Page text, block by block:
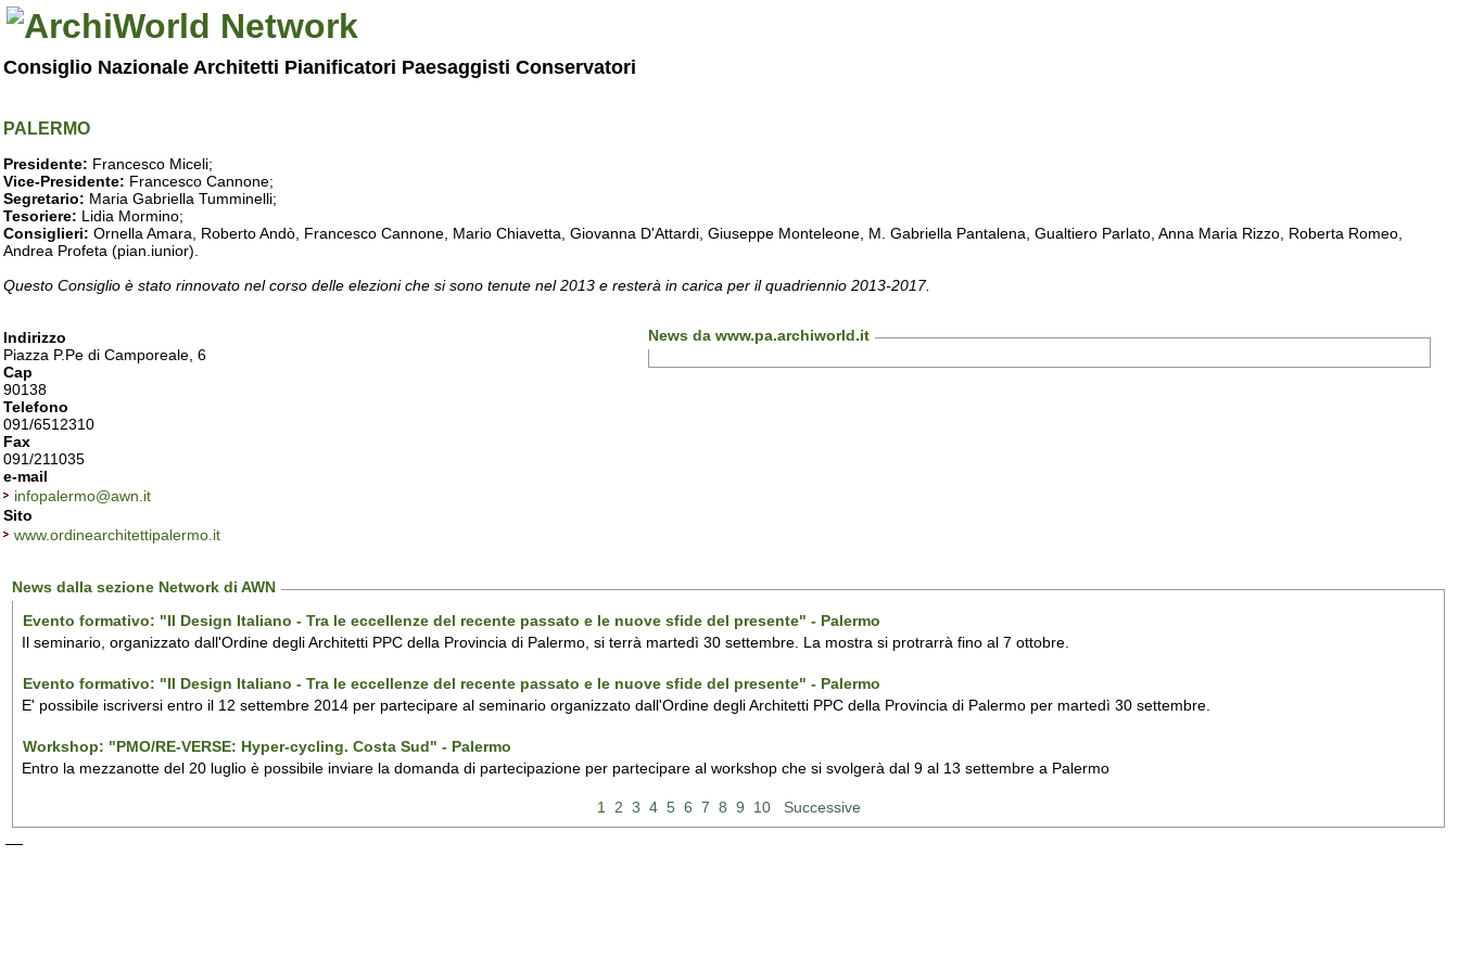
Consiglio Nazionale Architetti Pianificatori Paesaggisti Conservatori
PALERMO
Presidente: Francesco Miceli;
Vice-Presidente: Francesco Cannone;
Segretario: Maria Gabriella Tumminelli;
Tesoriere: Lidia Mormino;
Consiglieri: Ornella Amara, Roberto Andò, Francesco Cannone, Mario Chiavetta, Giovanna D'Attardi, Giuseppe Monteleone, M. Gabriella Pantalena, Gualtiero Parlato, Anna Maria Rizzo, Roberta Romeo,
Andrea Profeta (pian.iunior).
Questo Consiglio è stato rinnovato nel corso delle elezioni che si sono tenute nel 2013 e resterà in carica per il quadriennio 2013-2017.
Indirizzo
Piazza P.Pe di Camporeale, 6
Cap
90138
Telefono
091/6512310
Fax
091/211035
e-mail
infopalermo@awn.it
Sito
www.ordinearchitettipalermo.it
News da www.pa.archiworld.it
News dalla sezione Network di AWN
Evento formativo: "Il Design Italiano - Tra le eccellenze del recente passato e le nuove sfide del presente" - Palermo
Il seminario, organizzato dall'Ordine degli Architetti PPC della Provincia di Palermo, si terrà martedì 30 settembre. La mostra si protrarrà fino al 7 ottobre.
Evento formativo: "Il Design Italiano - Tra le eccellenze del recente passato e le nuove sfide del presente" - Palermo
E' possibile iscriversi entro il 12 settembre 2014 per partecipare al seminario organizzato dall'Ordine degli Architetti PPC della Provincia di Palermo per martedì 30 settembre.
Workshop: "PMO/RE-VERSE: Hyper-cycling. Costa Sud" - Palermo
Entro la mezzanotte del 20 luglio è possibile inviare la domanda di partecipazione per partecipare al workshop che si svolgerà dal 9 al 13 settembre a Palermo
1 2 3 4 5 6 7 8 9 10 Successive